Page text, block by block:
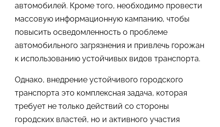
автомобилей. Кроме того, необходимо провести
массовую информационную кампанию, чтобы
повысить осведомленность о проблеме
автомобильного загрязнения и привлечь горожан
к использованию устойчивых видов транспорта.
Однако, внедрение устойчивого городского
транспорта это комплексная задача, которая
требует не только действий со стороны
городских властей, но и активного участия